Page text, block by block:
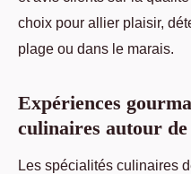
choix pour allier plaisir,
plage ou dans le marais.
Expériences
culinaires autour
Les spécialités culinaires